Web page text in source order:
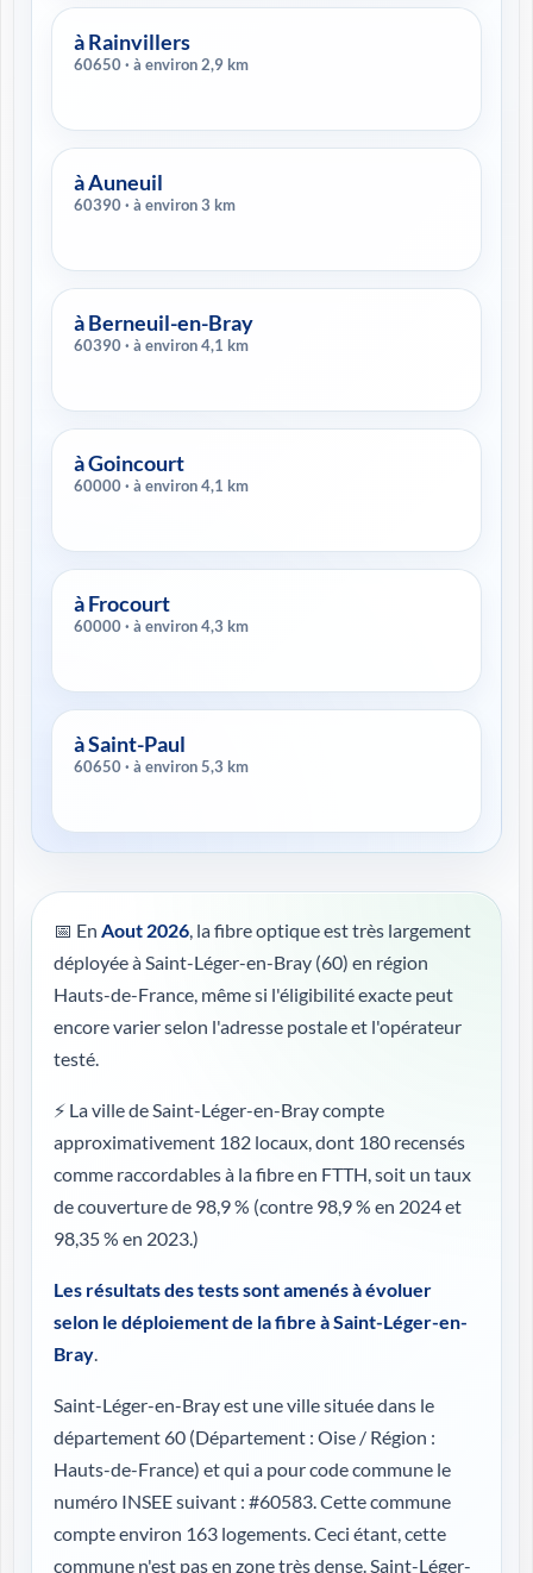
à Rainvillers
60650 · à environ 2,9 km
à Auneuil
60390 · à environ 3 km
à Berneuil-en-Bray
60390 · à environ 4,1 km
à Goincourt
60000 · à environ 4,1 km
à Frocourt
60000 · à environ 4,3 km
à Saint-Paul
60650 · à environ 5,3 km
📅 En Aout 2026, la fibre optique est très largement
déployée à Saint-Léger-en-Bray (60) en région
Hauts-de-France, même si l'éligibilité exacte peut
encore varier selon l'adresse postale et l'opérateur
testé.
⚡ La ville de Saint-Léger-en-Bray compte
approximativement 182 locaux, dont 180 recensés
comme raccordables à la fibre en FTTH, soit un taux
de couverture de 98,9 % (contre 98,9 % en 2024 et
98,35 % en 2023.)
Les résultats des tests sont amenés à évoluer
selon le déploiement de la fibre à Saint-Léger-en-
Bray.
Saint-Léger-en-Bray est une ville située dans le
département 60 (Département : Oise / Région :
Hauts-de-France) et qui a pour code commune le
numéro INSEE suivant : #60583. Cette commune
compte environ 163 logements. Ceci étant, cette
commune n'est pas en zone très dense. Saint-Léger-